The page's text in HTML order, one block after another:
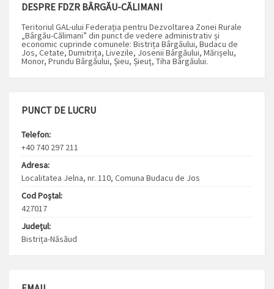
DESPRE FDZR BÂRGĂU-CĂLIMANI
Teritoriul GAL-ului Federația pentru Dezvoltarea Zonei Rurale
„Bârgău-Călimani” din punct de vedere administrativ și
economic cuprinde comunele: Bistrița Bârgăului, Budacu de
Jos, Cetate, Dumitrița, Livezile, Josenii Bârgăului, Mărișelu,
Monor, Prundu Bârgăului, Șieu, Șieuț, Tiha Bârgăului.
PUNCT DE LUCRU
Telefon:
+40 740 297 211
Adresa:
Localitatea Jelna, nr. 110, Comuna Budacu de Jos
Cod Poștal:
427017
Județul:
Bistrița-Năsăud